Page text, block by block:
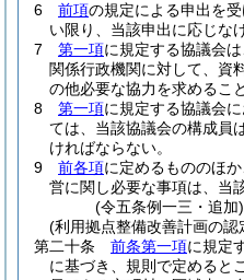
6
前項の規定による申出を
い限り、当該申出に応じな
7
第一項に規定する協議会
関係行政機関に対して、資
の他必要な協力を求めるこ
8
第一項に規定する協議会
ては、当該協議会の構成員
ければならない。
9
前各項に定めるもののほか
営に関し必要な事項は、当
(令五条例一三・追加)
(利用拠点整備改善計画の認
第二十条
前条第一項に規定
に基づき、規則で定めると